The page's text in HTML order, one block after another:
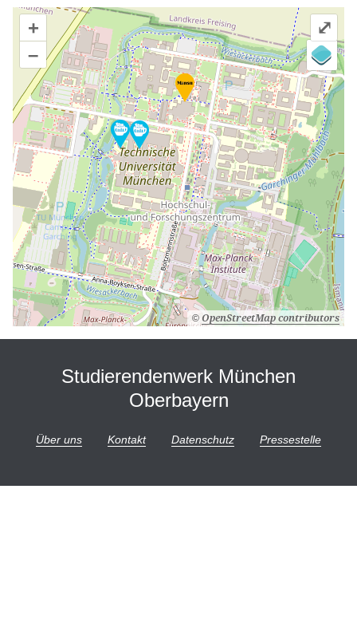
© OpenStreetMap contributors
+
–
⤢
Studierendenwerk München
Oberbayern
Über uns Kontakt Datenschutz Pressestelle